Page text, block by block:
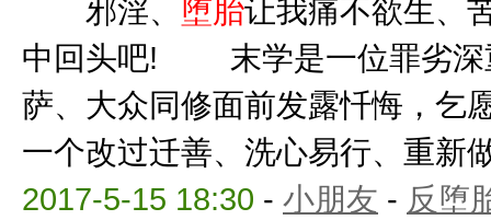
邪淫、 堕胎让我痛不欲生、
中回头吧! 末学是一位罪劣深
萨、大众同修面前发露忏悔，乞
一个改过迁善、洗心易行、重新
2017-5-15 18:30 - 小朋友 - 反堕